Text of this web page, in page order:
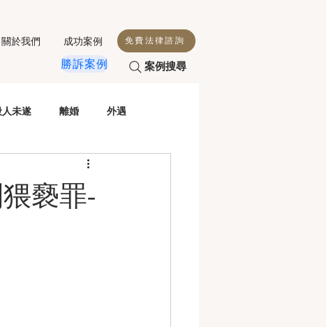
關於我們 成功案例
勝訴案例
免費法律諮詢
案例搜尋
人未遂 離婚 外遇
侵害配偶權
褻罪-